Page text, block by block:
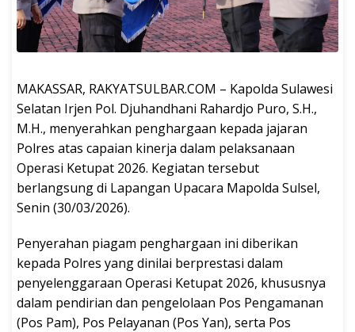
MAKASSAR, RAKYATSULBAR.COM – Kapolda Sulawesi
Selatan Irjen Pol. Djuhandhani Rahardjo Puro, S.H.,
M.H., menyerahkan penghargaan kepada jajaran
Polres atas capaian kinerja dalam pelaksanaan
Operasi Ketupat 2026. Kegiatan tersebut
berlangsung di Lapangan Upacara Mapolda Sulsel,
Senin (30/03/2026).
Penyerahan piagam penghargaan ini diberikan
kepada Polres yang dinilai berprestasi dalam
penyelenggaraan Operasi Ketupat 2026, khususnya
dalam pendirian dan pengelolaan Pos Pengamanan
(Pos Pam), Pos Pelayanan (Pos Yan), serta Pos